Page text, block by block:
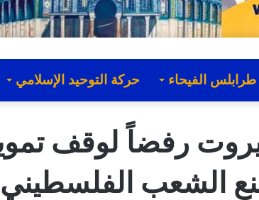
طرابلس الفيحاء حركة التوحيد الإسلامي
رفضاً لوقف
الشعب